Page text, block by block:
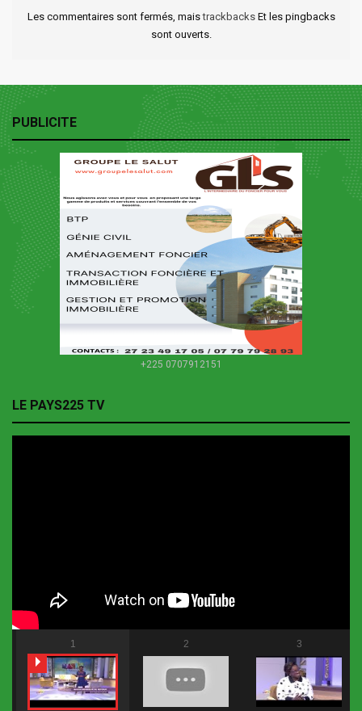
Les commentaires sont fermés, maistrackbacks Et les pingbacks
sont ouverts.
PUBLICITE
+225 0707912151
LE PAYS225 TV
1 2 3